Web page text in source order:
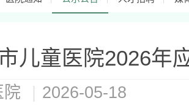
儿童医院2026年
院 2026-05-18